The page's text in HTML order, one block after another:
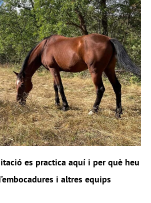
es practica aquí i per què heu
i altres equips